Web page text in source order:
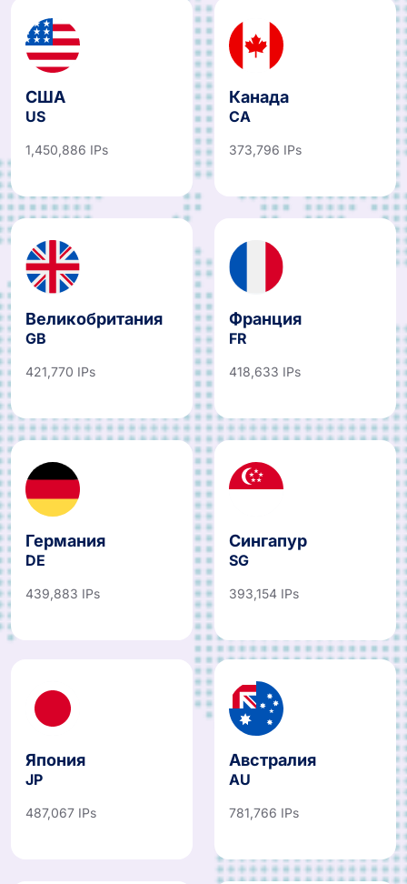
США
US
1,450,886 IPs
Канада
CA
373,796 IPs
Великобритания
GB
421,770 IPs
Франция
FR
418,633 IPs
Германия
DE
439,883 IPs
Сингапур
SG
393,154 IPs
Япония
JP
487,067 IPs
Австралия
AU
781,766 IPs